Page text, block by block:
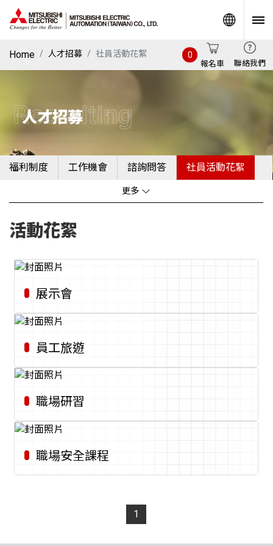
Home 人才招募 社員活動花絮
報名車
0
聯絡我們
人才招募
Recruiting
福利制度 工作機會 諮詢問答 社員活動花絮
更多
活動花絮
展示會
員工旅遊
職場研習
職場安全課程
1